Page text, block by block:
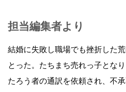
担当編集者より
結婚に失敗し職場でも挫折した
とった。たちまち売れっ子とな
たろう者の通訳を依頼され、不